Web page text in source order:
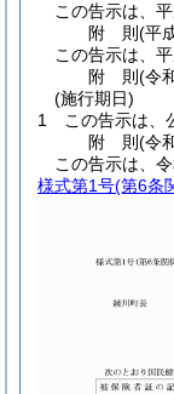
この告示は、
附 則(平
この告示は、
附 則(令
(施行期日)
1
この告示は、
附 則(令
この告示は、
様式第1号(第6条